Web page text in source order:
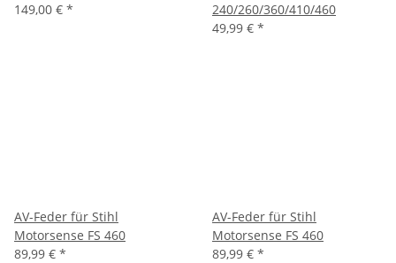
149,00 € *
240/260/360/410/460
49,99 € *
AV-Feder für Stihl
Motorsense FS 460
89,99 € *
AV-Feder für Stihl
Motorsense FS 460
89,99 € *